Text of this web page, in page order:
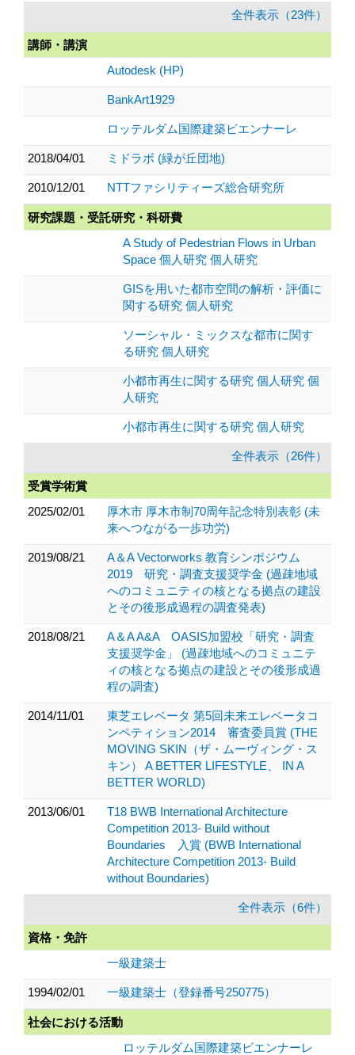
全件表示（23件）
講師・講演
Autodesk (HP)
BankArt1929
ロッテルダム国際建築ビエンナーレ
2018/04/01 ミドラボ (緑が丘団地)
2010/12/01 NTTファシリティーズ総合研究所
研究課題・受託研究・科研費
A Study of Pedestrian Flows in Urban
Space 個人研究 個人研究
GISを用いた都市空間の解析・評価に
関する研究 個人研究
ソーシャル・ミックスな都市に関す
る研究 個人研究
小都市再生に関する研究 個人研究 個
人研究
小都市再生に関する研究 個人研究
全件表示（26件）
受賞学術賞
2025/02/01
厚木市 厚木市制70周年記念特別表彰 (未
来へつながる一歩功労)
2019/08/21
A＆A Vectorworks 教育シンポジウム
2019 研究・調査支援奨学金 (過疎地域
へのコミュニティの核となる拠点の建設
とその後形成過程の調査発表)
2018/08/21
A＆A A&A OASIS加盟校「研究・調査
支援奨学金」 (過疎地域へのコミュニテ
ィの核となる拠点の建設とその後形成過
程の調査)
2014/11/01
東芝エレベータ 第5回未来エレベータコ
ンペティション2014 審査委員賞 (THE
MOVING SKIN（ザ・ムーヴィング・ス
キン） A BETTER LIFESTYLE、 IN A
BETTER WORLD)
2013/06/01
T18 BWB International Architecture
Competition 2013- Build without
Boundaries 入賞 (BWB International
Architecture Competition 2013- Build
without Boundaries)
全件表示（6件）
資格・免許
一級建築士
1994/02/01 一級建築士（登録番号250775）
社会における活動
ロッテルダム国際建築ビエンナーレ